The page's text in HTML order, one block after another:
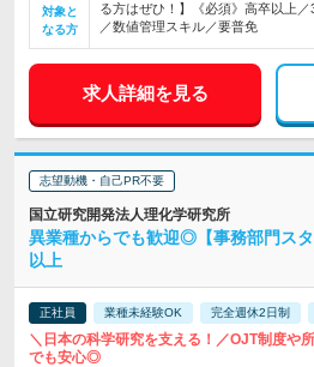
対象と
なる方
る方はぜひ！】《必須》高卒以上
／数値管理スキル／要普免
求人詳細を見る
志望動機・自己PR不要
国立研究開発法人理化学研究所
異業種からでも歓迎◎【事務部門ス
以上
正社員 業種未経験OK 完全週休2日制
＼日本の科学研究を支える！／OJT制度や
でも安心◎